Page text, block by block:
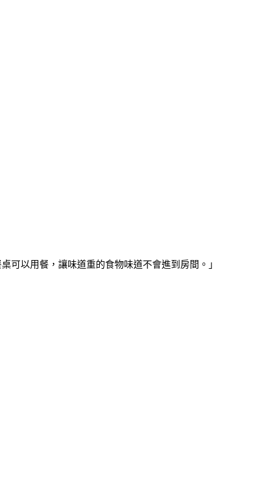
可以用餐，讓味道重的食物味道不會進到房間。」